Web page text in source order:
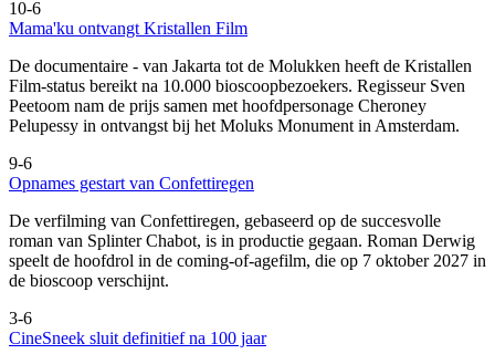
10-6
Mama'ku ontvangt Kristallen Film
De documentaire - van Jakarta tot de Molukken heeft de Kristallen
Film-status bereikt na 10.000 bioscoopbezoekers. Regisseur Sven
Peetoom nam de prijs samen met hoofdpersonage Cheroney
Pelupessy in ontvangst bij het Moluks Monument in Amsterdam.
9-6
Opnames gestart van Confettiregen
De verfilming van Confettiregen, gebaseerd op de succesvolle
roman van Splinter Chabot, is in productie gegaan. Roman Derwig
speelt de hoofdrol in de coming-of-agefilm, die op 7 oktober 2027 in
de bioscoop verschijnt.
3-6
CineSneek sluit definitief na 100 jaar